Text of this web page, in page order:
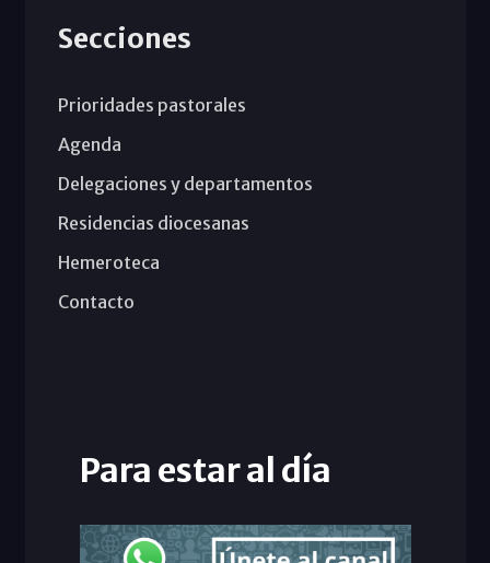
Secciones
Prioridades pastorales
Agenda
Delegaciones y departamentos
Residencias diocesanas
Hemeroteca
Contacto
Para estar al día